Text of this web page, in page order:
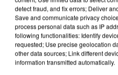
detect fraud, and fix errors; Deliver
Save and communicate privacy
process personal data such as IP
following functionalities: Identify
requested; Use precise geolocation
other data sources; Link different
information transmitted automatically.